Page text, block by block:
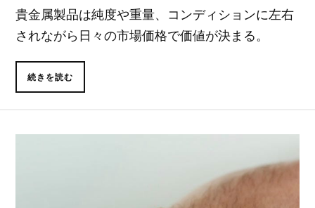
貴金属製品は純度や重量、コンディションに左右
されながら日々の市場価格で価値が決まる。
続きを読む